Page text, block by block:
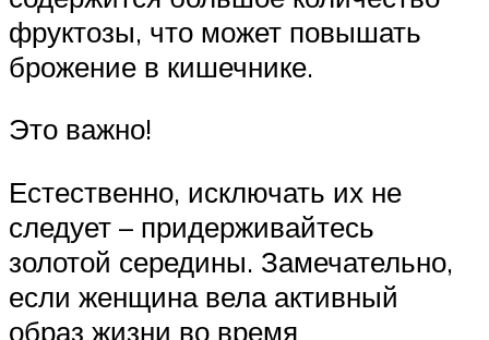
фруктозы, что может повышать
брожение в кишечнике.
Это важно!
Естественно, исключать их не
следует – придерживайтесь
золотой середины. Замечательно,
если женщина вела активный
образ жизни во время